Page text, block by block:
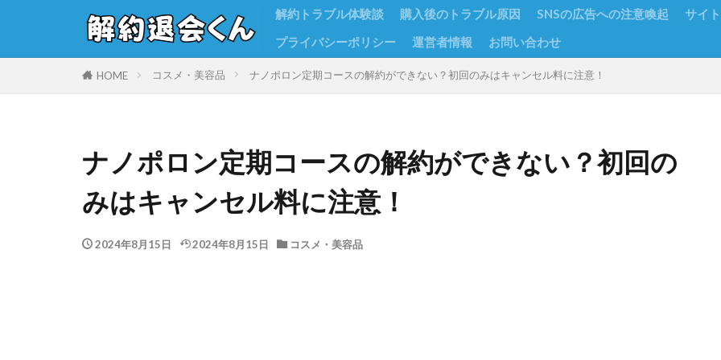
解約トラブル体験談 購入後のトラブル原因 SNSの広告への注意喚起
サイ
プライバシーポリシー
運営者情報 お問い合わせ
HOME コスメ・美容品 ナノポロン定期コースの解約ができない？初回のみはキャンセル料に注意！
ナノポロン定期コースの解約ができない？初回の
みはキャンセル料に注意！
2024年8月15日 2024年8月15日 コスメ・美容品